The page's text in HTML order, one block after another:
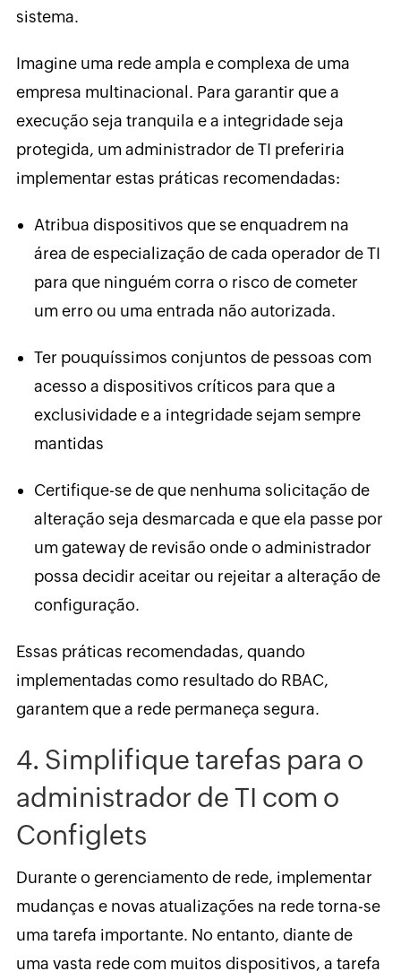
sistema.
Imagine uma rede ampla e complexa de uma
empresa multinacional. Para garantir que a
execução seja tranquila e a integridade seja
protegida, um administrador de TI preferiria
implementar estas práticas recomendadas:
Atribua dispositivos que se enquadrem na
área de especialização de cada operador de TI
para que ninguém corra o risco de cometer
um erro ou uma entrada não autorizada.
Ter pouquíssimos conjuntos de pessoas com
acesso a dispositivos críticos para que a
exclusividade e a integridade sejam sempre
mantidas
Certifique-se de que nenhuma solicitação de
alteração seja desmarcada e que ela passe por
um gateway de revisão onde o administrador
possa decidir aceitar ou rejeitar a alteração de
configuração.
Essas práticas recomendadas, quando
implementadas como resultado do RBAC,
garantem que a rede permaneça segura.
4. Simplifique tarefas para o
administrador de TI com o
Configlets
Durante o gerenciamento de rede, implementar
mudanças e novas atualizações na rede torna-se
uma tarefa importante. No entanto, diante de
uma vasta rede com muitos dispositivos, a tarefa